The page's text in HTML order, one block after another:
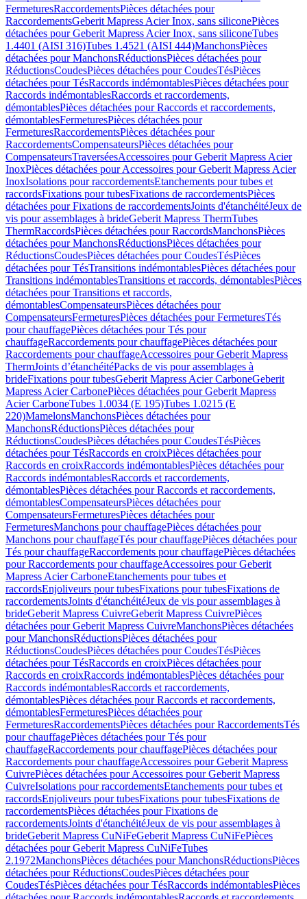
FermeturesRaccordementsPièces détachées pour
RaccordementsGeberit Mapress Acier Inox, sans siliconePièces
détachées pour Geberit Mapress Acier Inox, sans siliconeTubes
1.4401 (AISI 316)Tubes 1.4521 (AISI 444)ManchonsPièces
détachées pour ManchonsRéductionsPièces détachées pour
RéductionsCoudesPièces détachées pour CoudesTésPièces
détachées pour TésRaccords indémontablesPièces détachées pour
Raccords indémontablesRaccords et raccordements,
démontablesPièces détachées pour Raccords et raccordements,
démontablesFermeturesPièces détachées pour
FermeturesRaccordementsPièces détachées pour
RaccordementsCompensateursPièces détachées pour
CompensateursTraverséesAccessoires pour Geberit Mapress Acier
InoxPièces détachées pour Accessoires pour Geberit Mapress Acier
InoxIsolations pour raccordementsEtanchements pour tubes et
raccordsFixations pour tubesFixations de raccordementsPièces
détachées pour Fixations de raccordementsJoints d'étanchéitéJeux de
vis pour assemblages à brideGeberit Mapress ThermTubes
ThermRaccordsPièces détachées pour RaccordsManchonsPièces
détachées pour ManchonsRéductionsPièces détachées pour
RéductionsCoudesPièces détachées pour CoudesTésPièces
détachées pour TésTransitions indémontablesPièces détachées pour
Transitions indémontablesTransitions et raccords, démontablesPièces
détachées pour Transitions et raccords,
démontablesCompensateursPièces détachées pour
CompensateursFermeturesPièces détachées pour FermeturesTés
pour chauffagePièces détachées pour Tés pour
chauffageRaccordements pour chauffagePièces détachées pour
Raccordements pour chauffageAccessoires pour Geberit Mapress
ThermJoints d’étanchéitéPacks de vis pour assemblages à
brideFixations pour tubesGeberit Mapress Acier CarboneGeberit
Mapress Acier CarbonePièces détachées pour Geberit Mapress
Acier CarboneTubes 1.0034 (E 195)Tubes 1.0215 (E
220)MamelonsManchonsPièces détachées pour
ManchonsRéductionsPièces détachées pour
RéductionsCoudesPièces détachées pour CoudesTésPièces
détachées pour TésRaccords en croixPièces détachées pour
Raccords en croixRaccords indémontablesPièces détachées pour
Raccords indémontablesRaccords et raccordements,
démontablesPièces détachées pour Raccords et raccordements,
démontablesCompensateursPièces détachées pour
CompensateursFermeturesPièces détachées pour
FermeturesManchons pour chauffagePièces détachées pour
Manchons pour chauffageTés pour chauffagePièces détachées pour
Tés pour chauffageRaccordements pour chauffagePièces détachées
pour Raccordements pour chauffageAccessoires pour Geberit
Mapress Acier CarboneEtanchements pour tubes et
raccordsEnjoliveurs pour tubesFixations pour tubesFixations de
raccordementsJoints d'étanchéitéJeux de vis pour assemblages à
brideGeberit Mapress CuivreGeberit Mapress CuivrePièces
détachées pour Geberit Mapress CuivreManchonsPièces détachées
pour ManchonsRéductionsPièces détachées pour
RéductionsCoudesPièces détachées pour CoudesTésPièces
détachées pour TésRaccords en croixPièces détachées pour
Raccords en croixRaccords indémontablesPièces détachées pour
Raccords indémontablesRaccords et raccordements,
démontablesPièces détachées pour Raccords et raccordements,
démontablesFermeturesPièces détachées pour
FermeturesRaccordementsPièces détachées pour RaccordementsTés
pour chauffagePièces détachées pour Tés pour
chauffageRaccordements pour chauffagePièces détachées pour
Raccordements pour chauffageAccessoires pour Geberit Mapress
CuivrePièces détachées pour Accessoires pour Geberit Mapress
CuivreIsolations pour raccordementsEtanchements pour tubes et
raccordsEnjoliveurs pour tubesFixations pour tubesFixations de
raccordementsPièces détachées pour Fixations de
raccordementsJoints d'étanchéitéJeux de vis pour assemblages à
brideGeberit Mapress CuNiFeGeberit Mapress CuNiFePièces
détachées pour Geberit Mapress CuNiFeTubes
2.1972ManchonsPièces détachées pour ManchonsRéductionsPièces
détachées pour RéductionsCoudesPièces détachées pour
CoudesTésPièces détachées pour TésRaccords indémontablesPièces